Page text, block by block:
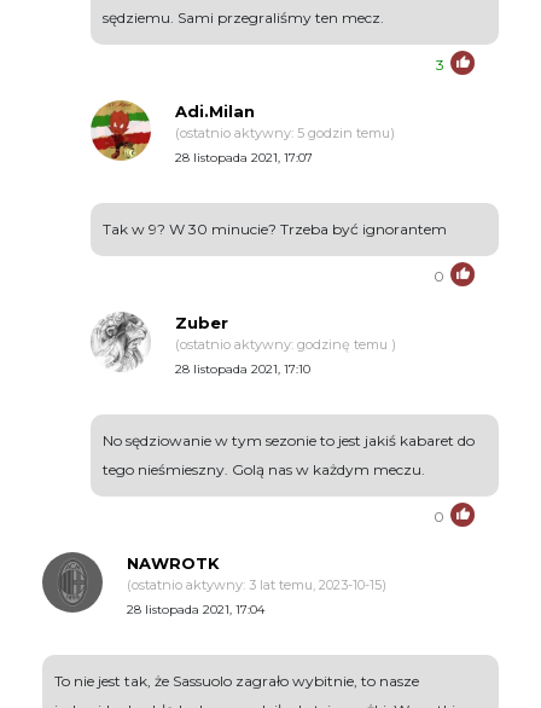
sędziemu. Sami przegraliśmy ten mecz.
3
Adi.Milan
(ostatnio aktywny: 5 godzin temu)
28 listopada 2021, 17:07
Tak w 9? W 30 minucie? Trzeba być ignorantem
0
Zuber
(ostatnio aktywny: godzinę temu )
28 listopada 2021, 17:10
No sędziowanie w tym sezonie to jest jakiś kabaret do
tego nieśmieszny. Golą nas w każdym meczu.
0
NAWROTK
(ostatnio aktywny: 3 lat temu, 2023-10-15)
28 listopada 2021, 17:04
To nie jest tak, że Sassuolo zagrało wybitnie, to nasze